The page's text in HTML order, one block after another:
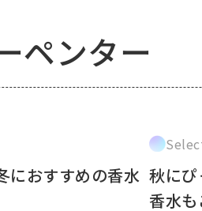
ペンター
におすすめの香水 秋に
香水も